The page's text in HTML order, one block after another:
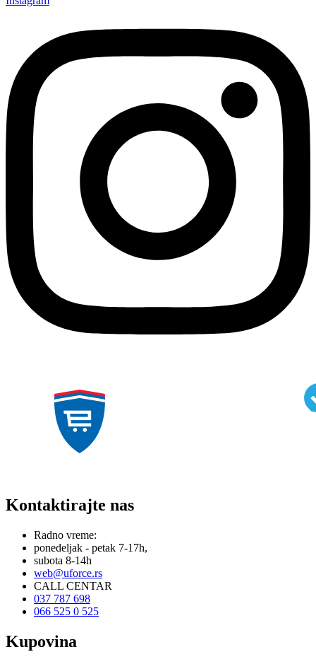
Kontaktirajte nas
Radno vreme:
ponedeljak - petak 7-17h,
subota 8-14h
web@uforce.rs
CALL CENTAR
037 787 698
066 525 0 525
Kupovina